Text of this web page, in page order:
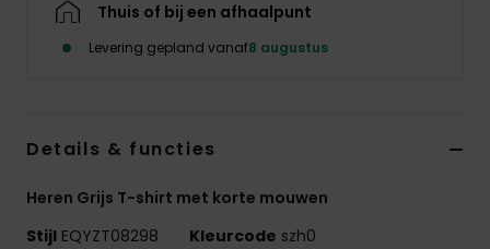
Thuis of bij een afhaalpunt
Levering gepland vanaf8 augustus
Details & functies
Heren Grijs T-shirt met korte mouwen
Stijl EQYZT08298 Kleurcode szh0